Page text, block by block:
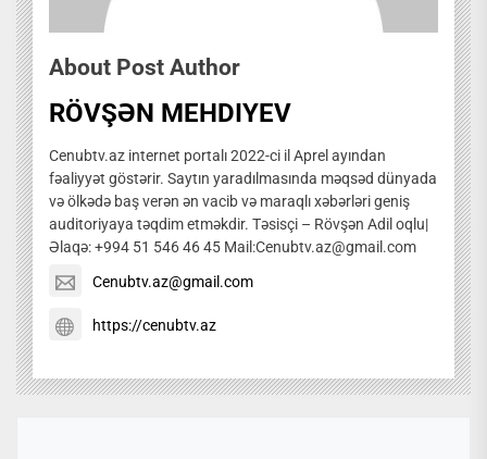
About Post Author
RÖVŞƏN MEHDIYEV
Cenubtv.az internet portalı 2022-ci il Aprel ayından
fəaliyyət göstərir. Saytın yaradılmasında məqsəd dünyada
və ölkədə baş verən ən vacib və maraqlı xəbərləri geniş
auditoriyaya təqdim etməkdir. Təsisçi – Rövşən Adil oqlu|
Əlaqə: +994 51 546 46 45 Mail:Cenubtv.az@gmail.com
Cenubtv.az@gmail.com
https://cenubtv.az